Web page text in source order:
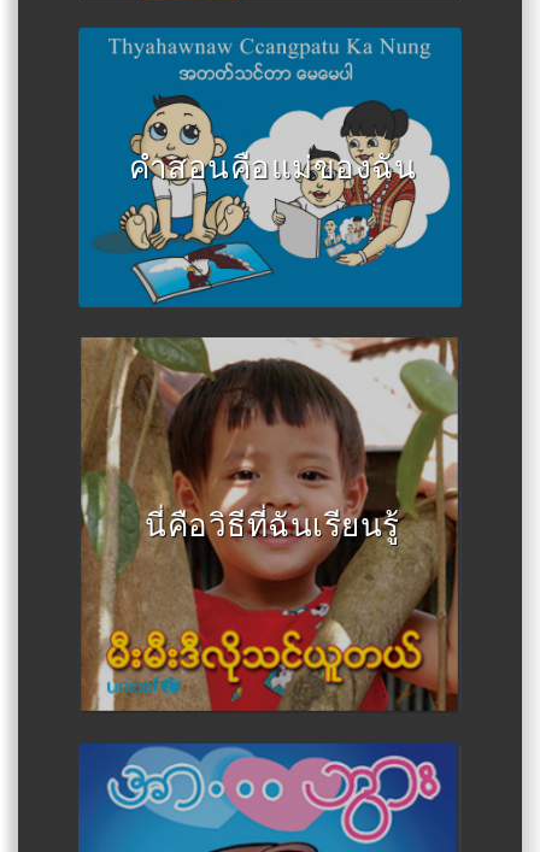
คำสอนคือแม่ของฉัน
Author :เขียนโดย Zotong
University of Literature and
Culture, UNICEF
นี่คือวิธีที่ฉันเรียนรู้
Author :MOHS, MoE, MoSWRR,
UNICEF
Author :MOHS, MoE, MoSWRR,
UNICEF